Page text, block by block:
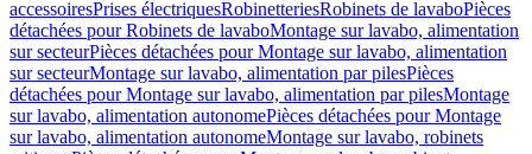
accessoiresPrises électriquesRobinetteriesRobinets de lavaboPièces
détachées pour Robinets de lavaboMontage sur lavabo, alimentation
sur secteurPièces détachées pour Montage sur lavabo, alimentation
sur secteurMontage sur lavabo, alimentation par pilesPièces
détachées pour Montage sur lavabo, alimentation par pilesMontage
sur lavabo, alimentation autonomePièces détachées pour Montage
sur lavabo, alimentation autonomeMontage sur lavabo, robinets